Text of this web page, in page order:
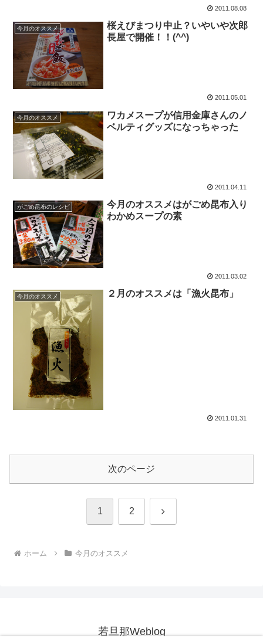
2011.08.08
今月のオススメ
桜えびまつり中止？いやいや次郎
長屋で開催！！(^^)
2011.05.01
今月のオススメ
ワカメスープが信用金庫さんのノ
ベルティグッズになっちゃった
2011.04.11
がごめ昆布のレシピ
今月のオススメはがごめ昆布入り
わかめスープの素
2011.03.02
今月のオススメ ２月のオススメは「漁火昆布」
2011.01.31
次のページ
1 2 次
ホーム 今月のオススメ
若旦那Weblog